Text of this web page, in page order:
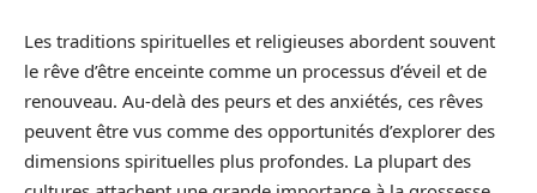
Les traditions spirituelles et religieuses abordent souvent
le rêve d’être enceinte comme un processus d’éveil et de
renouveau. Au-delà des peurs et des anxiétés, ces rêves
peuvent être vus comme des opportunités d’explorer des
dimensions spirituelles plus profondes. La plupart des